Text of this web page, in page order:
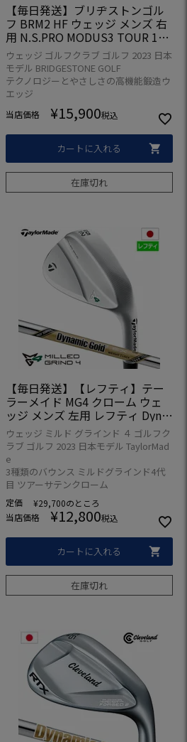
【毎日発送】ブリヂストンゴル
フ BRM2 HF ウェッジ メンズ 右
用 N.S.PRO MODUS3 TOUR 105
スチールシャフト 日本正規品 20
23年モデル
ウェッジ ゴルフクラブ ゴルフ 2023 日本
モデル BRIDGESTONE GOLF
テクノロジーとやさしさの高機能鍛造ウ
エッジ
当店価格 ¥15,900税込
カートに入れる
在庫切れ
【毎日発送】【レフティ】テー
ラーメイド MG4 クローム ウェ
ッジ メンズ 左用 レフティ Dyna
mic Gold EX TOUR ISSUE スチ
ールシャフト 日本正規品 2023年
モデル
ウェッジ ミルド グラインド ４ ゴルフク
ラブ ゴルフ 2023 日本モデル TaylorMad
e
3種類のバウンス ミルドグラインド4代
目 ツアーサテンクローム
定価 ¥29,700のところ
当店価格
¥12,800税込
カートに入れる
在庫切れ